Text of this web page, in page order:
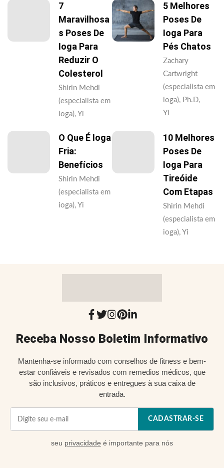
7
Maravilhosa
S Poses De
Ioga Para
Reduzir O
Colesterol
Shirin Mehdi
(especialista em
ioga), Yi
5 Melhores
Poses De
Ioga Para
Pés Chatos
Zachary
Cartwright
(especialista em
ioga), Ph.D,
Yi
O Que É Ioga
Fria:
Benefícios
Shirin Mehdi
(especialista em
ioga), Yi
10 Melhores
Poses De
Ioga Para
Tireóide
Com Etapas
Shirin Mehdi
(especialista em
ioga), Yi
Receba Nosso Boletim Informativo
Mantenha-se informado com conselhos de fitness e bem-
estar confiáveis e revisados com remedios médicos, que
são inclusivos, práticos e entregues à sua caixa de
entrada.
CADASTRAR-SE
seu privacidade é importante para nós